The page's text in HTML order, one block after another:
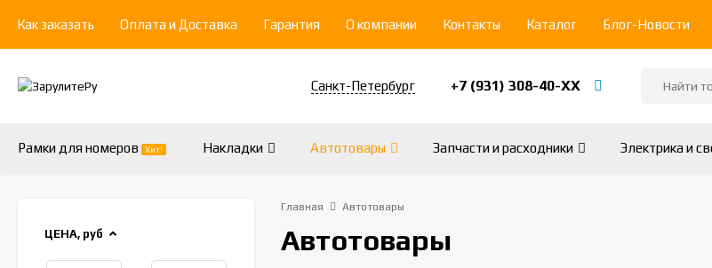
Как заказать Оплата и Доставка Гарантия О компании Контакты Каталог Блог-Новости
Санкт-Петербург +7 (931) 308-40-ХХ
Рамки для номеров Хит! Накладки Автотовары Запчасти и расходники Электрика и
Главная Автотовары
Автотовары
ЦЕНА, руб